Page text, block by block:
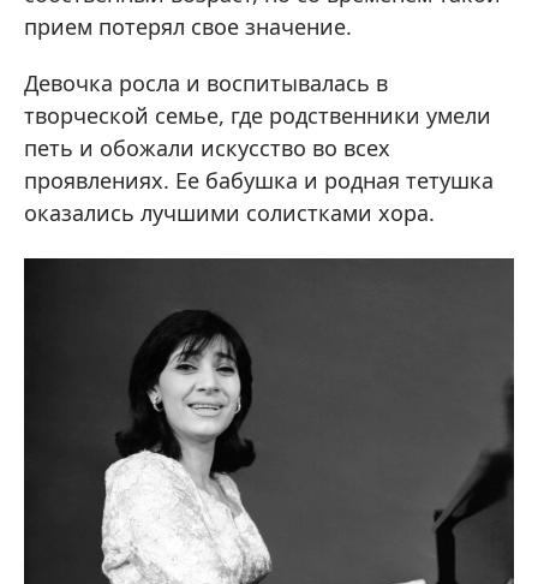
прием потерял свое значение.
Девочка росла и воспитывалась в
творческой семье, где родственники умели
петь и обожали искусство во всех
проявлениях. Ее бабушка и родная тетушка
оказались лучшими солистками хора.